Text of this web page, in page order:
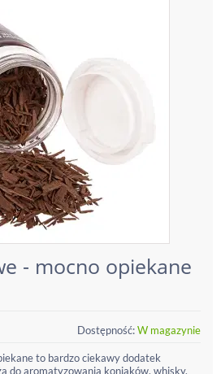
- mocno opiekane
Dostępność:W magazynie
to bardzo ciekawy dodatek
do aromatyzowania koniaków, whisky,